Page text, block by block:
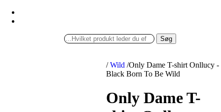
Søg
/ Wild /Only Dame T-shirt Onllucy -
Black Born To Be Wild
Only Dame T-